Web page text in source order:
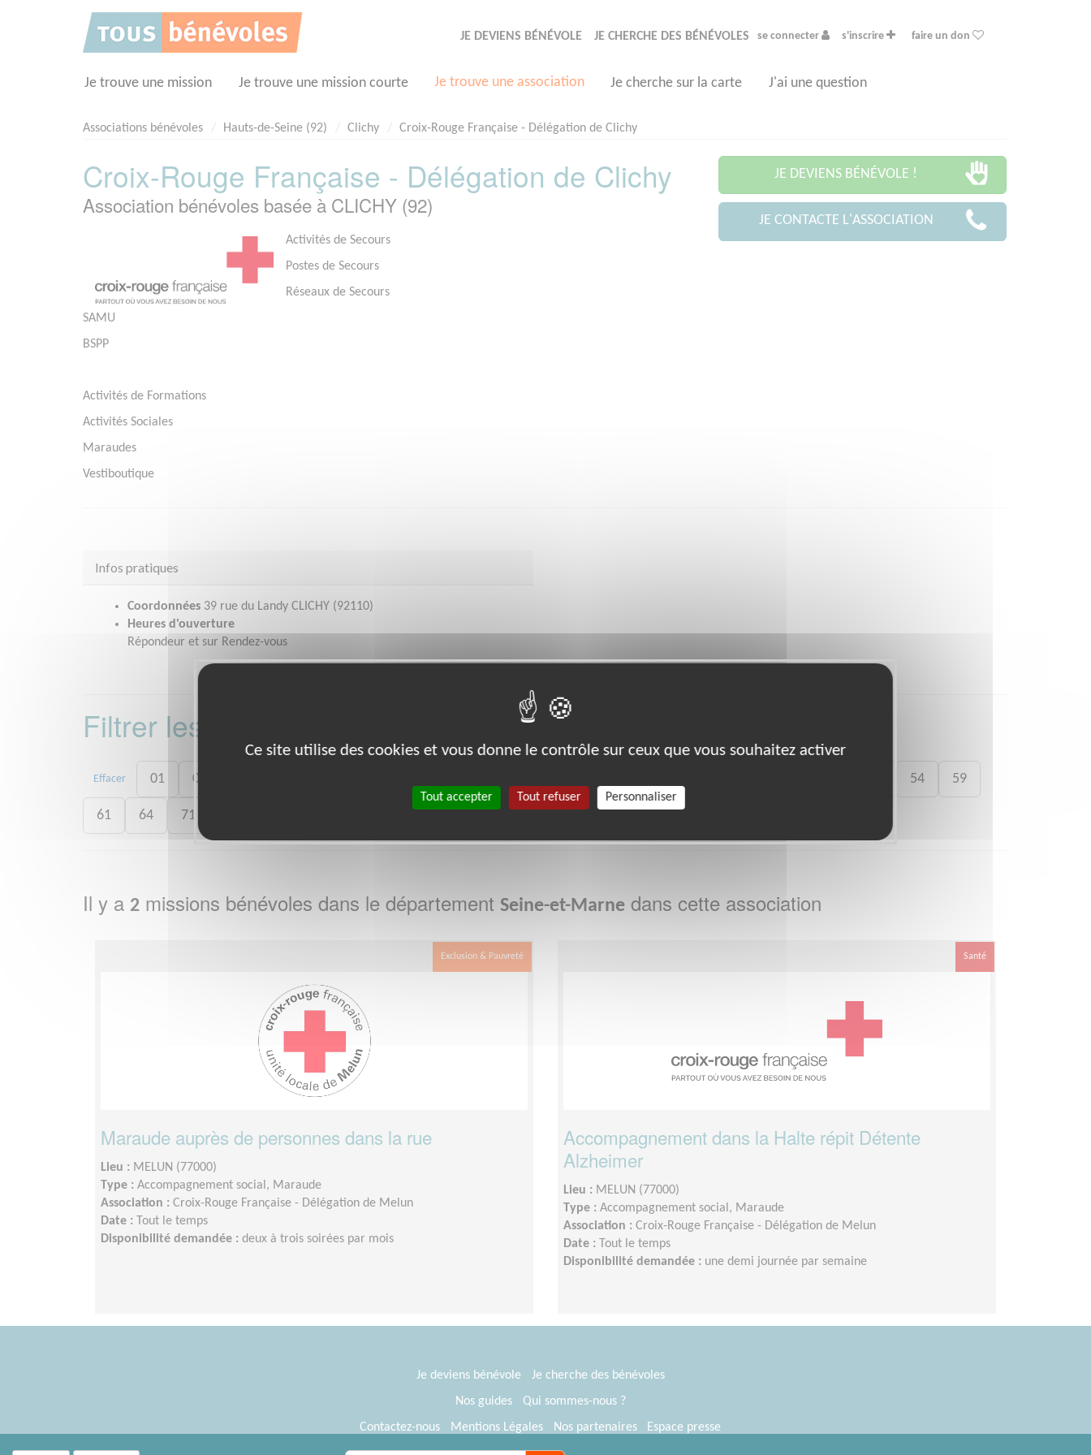
JE DEVIENS BÉNÉVOLE JE CHERCHE DES BÉNÉVOLES se connecter s'inscrire faire un don
Je trouve une mission Je trouve une mission courte Je trouve une association Je cherche sur la carte J'ai une question
Associations bénévoles Hauts-de-Seine (92) Clichy Croix-Rouge Française - Délégation de Clichy
Croix-Rouge Française - Délégation de Clichy
Association bénévoles basée à CLICHY (92)
Activités de Secours
Postes de Secours
Réseaux de Secours
SAMU
BSPP
Activités de Formations
Activités Sociales
Maraudes
Vestiboutique
JE DEVIENS BÉNÉVOLE !
JE CONTACTE L'ASSOCIATION
Infos pratiques
Coordonnées 39 rue du Landy CLICHY (92110)
Heures d'ouverture
Répondeur et sur Rendez-vous
Filtrer les missions bénévoles par département :
Effacer 01 06 54 59
61 64 71
Il y a 2 missions bénévoles dans le département Seine-et-Marne dans cette association
Exclusion & Pauvreté
Maraude auprès de personnes dans la rue
Lieu : MELUN (77000)
Type : Accompagnement social, Maraude
Association : Croix-Rouge Française - Délégation de Melun
Date :
Tout le temps
Disponibilité demandée : deux à trois soirées par mois
Santé
Accompagnement dans la Halte répit Détente
Alzheimer
Lieu : MELUN (77000)
Type : Accompagnement social, Maraude
Association : Croix-Rouge Française - Délégation de Melun
Date :
Tout le temps
Disponibilité demandée : une demi journée par semaine
Je deviens bénévole
Je cherche des bénévoles
Nos guides
Qui sommes-nous ?
Contactez-nous
Mentions Légales Nos partenaires
Espace presse
Ce site utilise des cookies et vous donne le contrôle sur ceux que vous souhaitez activer
Tout accepter Tout refuser Personnaliser